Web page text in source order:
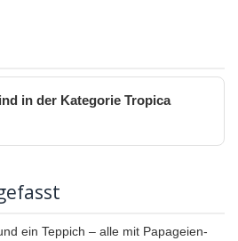
in der Kategorie Tropica
ein Teppich – alle mit Papageien-